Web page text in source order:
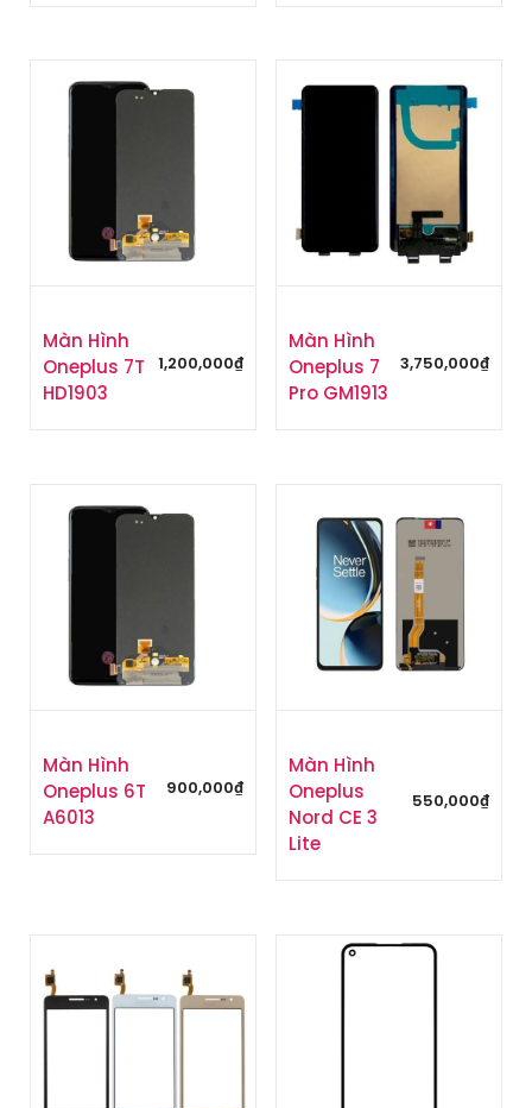
Màn Hình
Oneplus 7T
HD1903
1,200,000₫
Màn Hình
Oneplus 7
Pro GM1913
3,750,000₫
Màn Hình
Oneplus 6T
A6013
900,000₫
Màn Hình
Oneplus
Nord CE 3
Lite
550,000₫